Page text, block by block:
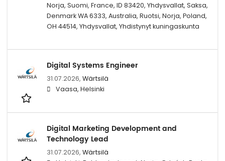
Norja, Suomi, France, ID 83420, Yhdysvallat, Saksa,
Denmark WA 6333, Australia, Ruotsi, Norja, Poland,
OH 44514, Yhdysvallat, Yhdistynyt kuningaskunta
Digital Systems Engineer
31.07.2026, Wärtsilä
Vaasa, Helsinki
Digital Marketing Development and
Technology Lead
31.07.2026, Wärtsilä